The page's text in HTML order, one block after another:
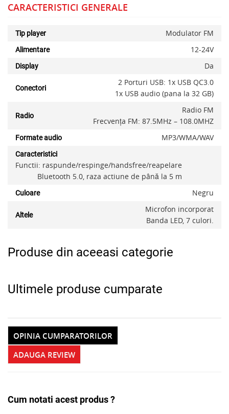
CARACTERISTICI GENERALE
Tip player Modulator FM
Alimentare 12-24V
Display Da
Conectori
2 Porturi USB: 1x USB QC3.0
1x USB audio (pana la 32 GB)
Radio
Radio FM
Frecvența FM: 87.5MHz – 108.0MHZ
Formate audio MP3/WMA/WAV
Caracteristici
Functii: raspunde/respinge/handsfree/reapelare
Bluetooth 5.0, raza actiune de până la 5 m
Culoare Negru
Altele
Microfon incorporat
Banda LED, 7 culori.
Produse din aceeasi categorie
Ultimele produse cumparate
ADAUGA REVIEW
OPINIA CUMPARATORILOR
Cum notati acest produs ?